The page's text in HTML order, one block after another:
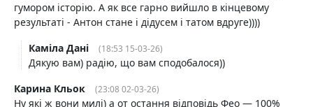
гумором історію. А як все гарно вийшло в кінцевому
результаті - Антон стане і дідусем і татом вдруге))))
Каміла Дані
(18:53 15-03-26)
Дякую вам) радію, що вам сподобалося))
Карина Кльок
(23:08 02-03-26)
Ну які ж вони милі) а от остання відповідь Фео — 100%